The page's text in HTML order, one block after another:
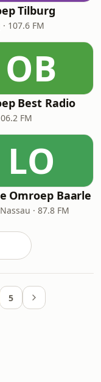
Tilburg
107.6 FM
OB
Best Radio
FM
LO
Omroep Baarle
· 87.8 FM
5